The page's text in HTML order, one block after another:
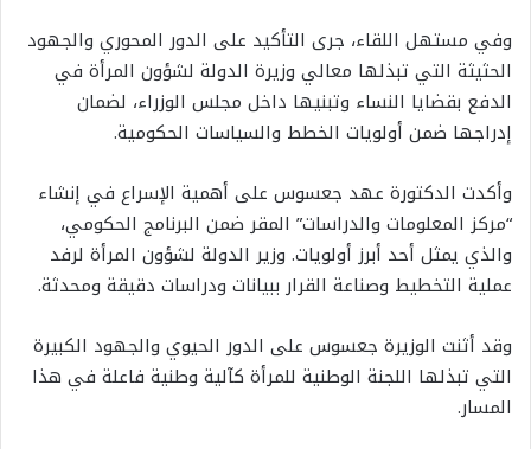
وفي مستهل اللقاء، جرى التأكيد على الدور المحوري والجهود
الحثيثة التي تبذلها معالي وزيرة الدولة لشؤون المرأة في
الدفع بقضايا النساء وتبنيها داخل مجلس الوزراء، لضمان
إدراجها ضمن أولويات الخطط والسياسات الحكومية.
وأكدت الدكتورة عهد جعسوس على أهمية الإسراع في إنشاء
“مركز المعلومات والدراسات” المقر ضمن البرنامج الحكومي،
والذي يمثل أحد أبرز أولويات. وزير الدولة لشؤون المرأة لرفد
عملية التخطيط وصناعة القرار ببيانات ودراسات دقيقة ومحدثة.
وقد أثنت الوزيرة جعسوس على الدور الحيوي والجهود الكبيرة
التي تبذلها اللجنة الوطنية للمرأة كآلية وطنية فاعلة في هذا
المسار.